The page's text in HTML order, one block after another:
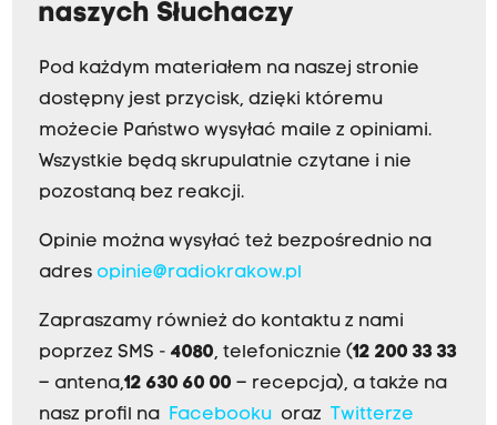
naszych Słuchaczy
Pod każdym materiałem na naszej stronie
dostępny jest przycisk, dzięki któremu
możecie Państwo wysyłać maile z opiniami.
Wszystkie będą skrupulatnie czytane i nie
pozostaną bez reakcji.
Opinie można wysyłać też bezpośrednio na
adres opinie@radiokrakow.pl
Zapraszamy również do kontaktu z nami
poprzez SMS - 4080, telefonicznie (12 200 33 33
– antena,12 630 60 00 – recepcja), a także na
nasz profil na
Facebookuoraz Twitterze